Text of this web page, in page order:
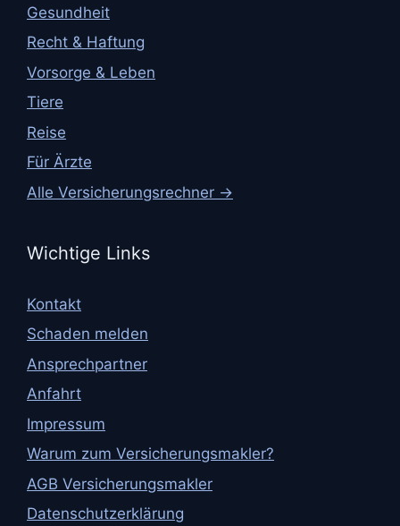
Gesundheit
Recht & Haftung
Vorsorge & Leben
Tiere
Reise
Für Ärzte
Alle Versicherungsrechner →
Wichtige Links
Kontakt
Schaden melden
Ansprechpartner
Anfahrt
Impressum
Warum zum Versicherungsmakler?
AGB Versicherungsmakler
Datenschutzerklärung